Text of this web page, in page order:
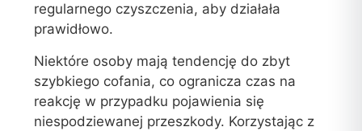
regularnego czyszczenia, aby działała
prawidłowo.
Niektóre osoby mają tendencję do zbyt
szybkiego cofania, co ogranicza czas na
reakcję w przypadku pojawienia się
niespodziewanej przeszkody. Korzystając z